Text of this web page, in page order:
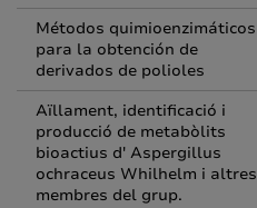
Métodos quimioenzimáticos
para la obtención de
derivados de polioles
Aïllament, identificació i
producció de metabòlits
bioactius d' Aspergillus
ochraceus Whilhelm i altres
membres del grup.